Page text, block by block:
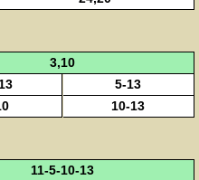
3,10
5-13
10-13
11-5-10-13